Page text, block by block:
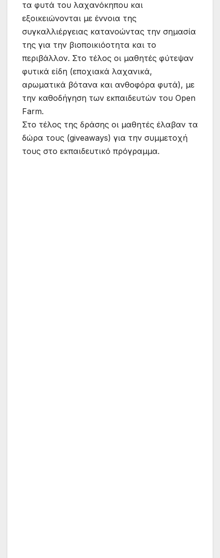
τα φυτά του λαχανόκηπου και
εξοικειώνονται με έννοια της
συγκαλλιέργειας κατανοώντας την σημασία
της για την βιοποικιόοτητα και το
περιβάλλον. Στο τέλος οι μαθητές φύτεψαν
φυτικά είδη (εποχιακά λαχανικά,
αρωματικά βότανα και ανθοφόρα φυτά), με
την καθοδήγηση των εκπαιδευτών του Open
Farm.
Στο τέλος της δράσης οι μαθητές έλαβαν τα
δώρα τους (giveaways) για την συμμετοχή
τους στο εκπαιδευτικό πρόγραμμα.